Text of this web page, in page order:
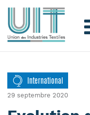
International
29 septembre 2020